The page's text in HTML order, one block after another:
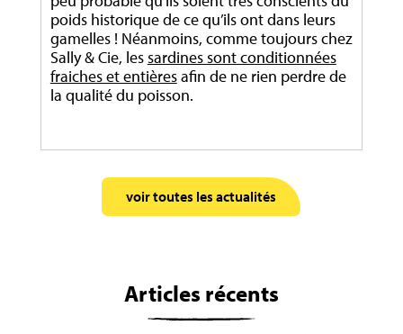
poids historique de ce qu’ils ont dans leurs
gamelles ! Néanmoins, comme toujours chez
Sally & Cie, lessardines sont conditionnées
fraiches et entièresafin de ne rien perdre de
la qualité du poisson.
voir toutes les actualités
Articles récents